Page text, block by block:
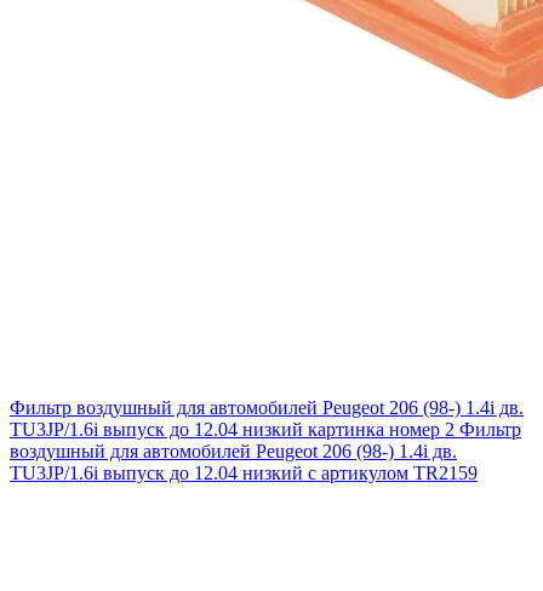
Фильтр воздушный для автомобилей Peugeot 206 (98-) 1.4i дв.
TU3JP/1.6i выпуск до 12.04 низкий картинка номер 2 Фильтр
воздушный для автомобилей Peugeot 206 (98-) 1.4i дв.
TU3JP/1.6i выпуск до 12.04 низкий с артикулом TR2159